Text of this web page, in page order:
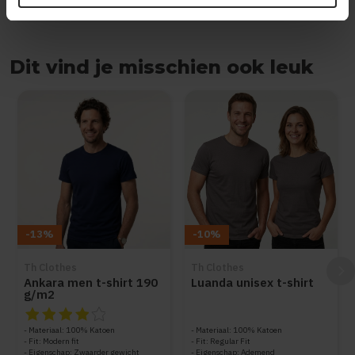
Dit vind je misschien ook leuk
-13%
Ankara men t-shirt 190
g/m2
De beoordeling van dit product is
Materiaal: 100% Katoen
Fit: Modern fit
Eigenschap: Zwaarder gewicht
-10%
Luanda unisex t-shirt
Materiaal: 100% Katoen
Fit: Regular Fit
Eigenschap: Ademend